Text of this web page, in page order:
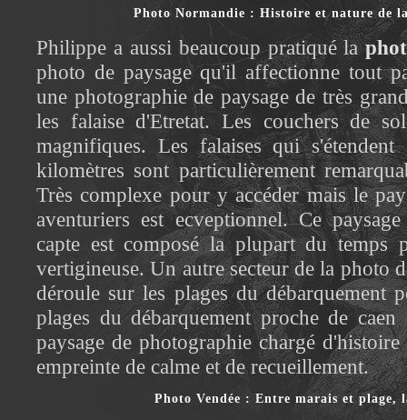
Photo Normandie : Histoire et nature de
Philippe a aussi beaucoup pratiqué la
photo de paysage qu'il affectionne tout
une photographie de paysage de très
les falaise d'Etretat. Les couchers de
magnifiques. Les falaises qui
kilomètres sont particulièrement
Très complexe pour y accéder mais le
aventuriers est ecveptionnel. Ce
capte est composé la plupart du temps
vertigineuse. Un autre secteur de la photo
déroule sur les plages du débarquement
plages du débarquement proche de
paysage de photographie chargé
empreinte de calme et de recueillement.
Photo Vendée : Entre marais et plage,